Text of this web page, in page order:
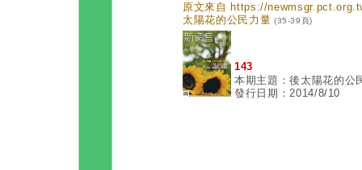
原文來自 https://
太陽花的公民力量 (35-39頁)
143
本期主題：後太陽花的公
發行日期：2014/8/10